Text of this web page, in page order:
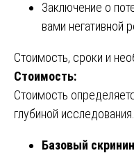
Заключение о
вами негативной
Стоимость, сроки и
Стоимость:
Стоимость
глубиной исследования.
Базовый